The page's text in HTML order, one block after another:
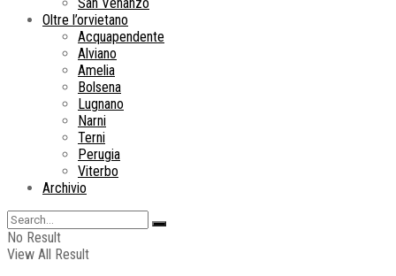
Oltre l’orvietano
Acquapendente
Alviano
Amelia
Bolsena
Lugnano
Narni
Terni
Perugia
Viterbo
Archivio
No Result
View All Result